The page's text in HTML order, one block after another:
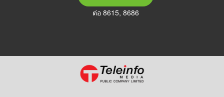
ต่อ 8615, 8686